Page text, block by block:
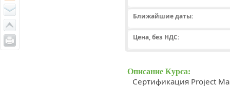
Ближайшие даты:
Цена, без НДС:
Описание Курса:
Сертификация Project